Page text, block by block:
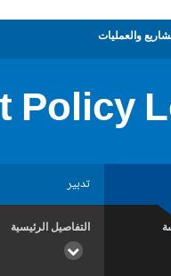
والعمليات
Policy
تدبير
التفاصيل الرئيسية